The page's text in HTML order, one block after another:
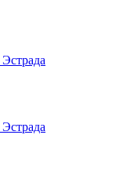
Эстрада
Эстрада